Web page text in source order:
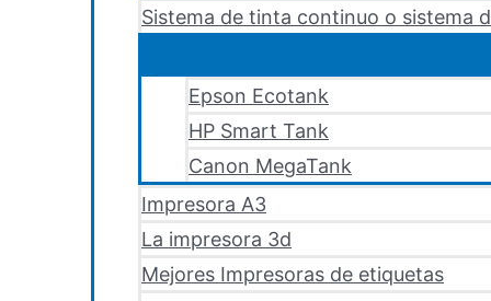
Sistema de tinta continuo o sistema
Epson Ecotank
HP Smart Tank
Canon MegaTank
Impresora A3
La impresora 3d
Mejores Impresoras de etiquetas